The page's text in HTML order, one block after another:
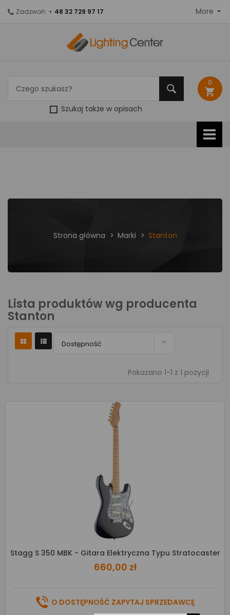
Szukaj także w opisach
0
shopping_cart
Zadzwoń: + 48 32 729 97 17 More
Strona główna Marki Stanton
Lista produktów wg producenta
Stanton
Dostępność 
Pokazano 1-1 z 1 pozycji
Stagg S 350 MBK - Gitara Elektryczna Typu Stratocaster
660,00 zł
O DOSTĘPNOŚĆ ZAPYTAJ SPRZEDAWCĘ